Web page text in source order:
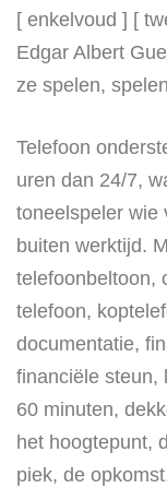
[ enkelvoud ] [
Edgar Albert
ze spelen,
Telefoon
uren dan 24/7,
toneelspeler wie
buiten werktijd.
telefoonbeltoon,
telefoon,
documentatie,
financiële steun,
60 minuten,
het hoogtepunt,
piek, de